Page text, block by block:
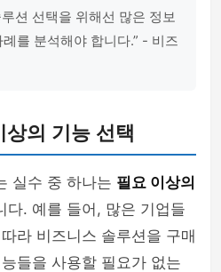
션 선택을 위해선 많은 정보
를 분석해야 합니다.” - 비즈
의 기능 선택
실수 중 하나는 필요 이상의
다. 예를 들어, 많은 기업들
라 비즈니스 솔루션을 구매
들을 사용할 필요가 없는